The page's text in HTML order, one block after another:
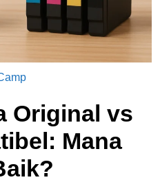
Original vs
Mana